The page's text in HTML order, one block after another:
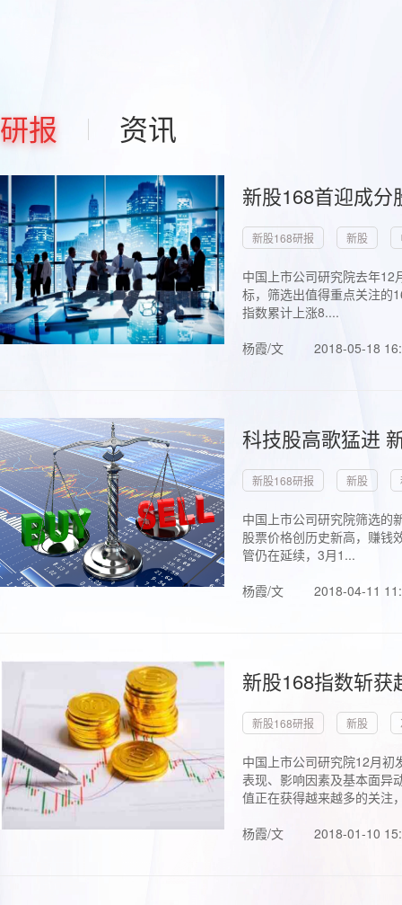
研报 资讯
新股168首迎成
新股168研报 新股
中国上市公司研究院去年
标，筛选出值得重点关注的
指数累计上涨8....
杨霞/文
2018-05-18
科技股高歌猛进
新股168研报 新股
中国上市公司研究院筛选的
股票价格创历史新高，赚钱
管仍在延续，3月1...
杨霞/文
2018-04-11
新股168指数斩
新股168研报 新股
中国上市公司研究院12月初
表现、影响因素及基本面异
值正在获得越来越多的关注
杨霞/文
2018-01-10